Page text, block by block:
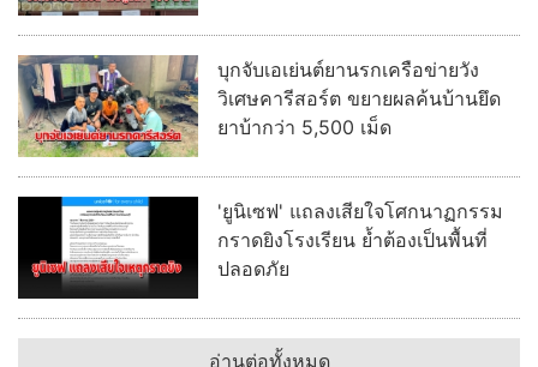
บุกจับเอเย่นต์ยานรกเครือข่ายวัง
วิเศษคารีสอร์ต ขยายผลค้นบ้านยึด
ยาบ้ากว่า 5,500 เม็ด
'ยูนิเซฟ' แถลงเสียใจโศกนาฏกรรม
กราดยิงโรงเรียน ย้ำต้องเป็นพื้นที่
ปลอดภัย
อ่านต่อทั้งหมด